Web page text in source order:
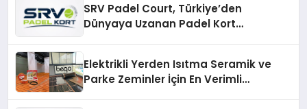
SRV Padel Court, Türkiye’den
Dünyaya Uzanan Padel Kort
Elektrikli Yerden Isıtma Seramik ve
Parke Zeminler İçin En Verimli